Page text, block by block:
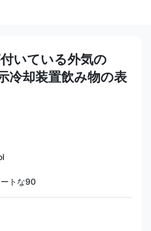
いている外気の
冷却装置飲み物の表
トな90